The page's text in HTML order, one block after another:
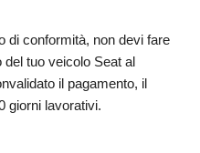
di conformità, non devi fare
del tuo veicolo Seat al
il pagamento, il
giorni lavorativi.